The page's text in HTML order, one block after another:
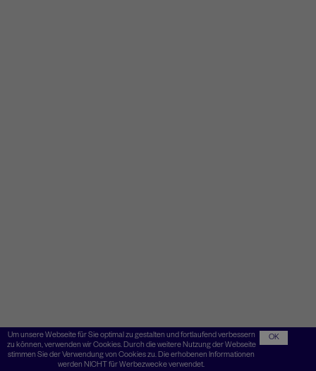
Um unsere Webseite für Sie optimal zu gestalten und fortlaufend verbessern
zu können, verwenden wir Cookies. Durch die weitere Nutzung der Webseite
stimmen Sie der Verwendung von Cookies zu. Die erhobenen Informationen
werden NICHT für Werbezwecke verwendet.
OK